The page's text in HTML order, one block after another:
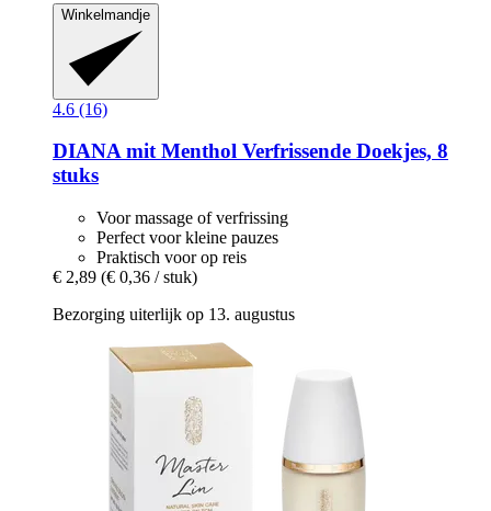
Winkelmandje
4.6 (16)
DIANA mit Menthol Verfrissende Doekjes, 8
stuks
Voor massage of verfrissing
Perfect voor kleine pauzes
Praktisch voor op reis
€ 2,89 (€ 0,36 / stuk)
Bezorging uiterlijk op 13. augustus